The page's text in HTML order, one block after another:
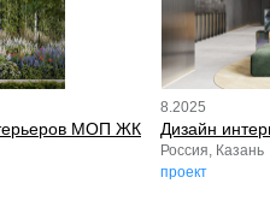
МОП ЖК
8.2025
Дизайн
Россия, Казань
проект